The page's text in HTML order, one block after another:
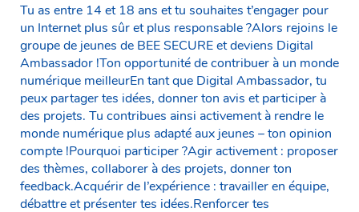
Tu as entre 14 et 18 ans et tu souhaites t’engager pour
un Internet plus sûr et plus responsable ?Alors rejoins le
groupe de jeunes de BEE SECURE et deviens Digital
Ambassador !Ton opportunité de contribuer à un monde
numérique meilleurEn tant que Digital Ambassador, tu
peux partager tes idées, donner ton avis et participer à
des projets. Tu contribues ainsi activement à rendre le
monde numérique plus adapté aux jeunes – ton opinion
compte !Pourquoi participer ?Agir activement : proposer
des thèmes, collaborer à des projets, donner ton
feedback.Acquérir de l’expérience : travailler en équipe,
débattre et présenter tes idées.Renforcer tes